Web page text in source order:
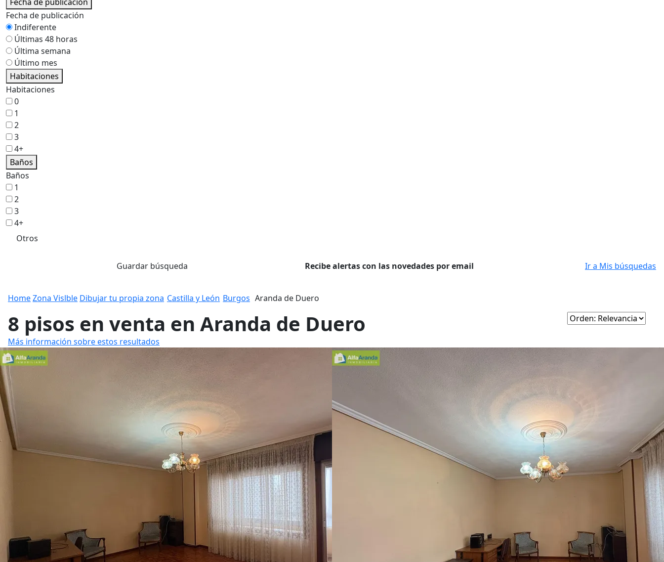
Fecha de publicación
Indiferente
Últimas 48 horas
Última semana
Último mes
Habitaciones
Habitaciones
0
1
2
3
4+
Baños
Baños
1
2
3
4+
Otros
Guardar búsqueda Recibe alertas con las novedades por email Ir a Mis búsquedas
HomeZona Vislble Dibujar tu propia zona Castilla y León Burgos Aranda de Duero
8 pisos en venta en Aranda de Duero
Más información sobre estos resultados